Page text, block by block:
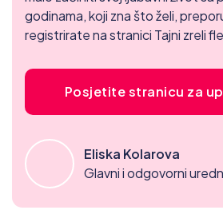
godinama, koji zna što želi,
registrirate na stranici Tajni zreli
Posjetite stranicu za
Eliska Kolarova
Glavni i odgovorni